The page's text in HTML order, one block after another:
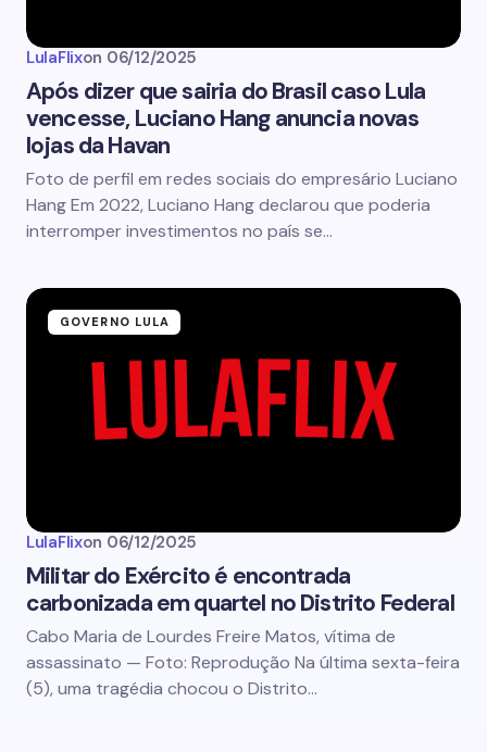
LulaFlixon 06/12/2025
Após dizer que sairia do Brasil caso Lula
vencesse, Luciano Hang anuncia novas
lojas da Havan
Foto de perfil em redes sociais do empresário Luciano
Hang Em 2022, Luciano Hang declarou que poderia
interromper investimentos no país se…
GOVERNO LULA
LulaFlixon 06/12/2025
Militar do Exército é encontrada
carbonizada em quartel no Distrito Federal
Cabo Maria de Lourdes Freire Matos, vítima de
assassinato — Foto: Reprodução Na última sexta-feira
(5), uma tragédia chocou o Distrito…